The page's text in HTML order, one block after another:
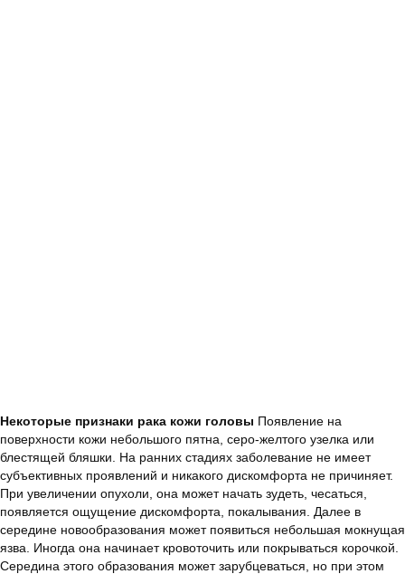
Некоторые признаки рака кожи головы Появление на
поверхности кожи небольшого пятна, серо-желтого узелка или
блестящей бляшки. На ранних стадиях заболевание не имеет
субъективных проявлений и никакого дискомфорта не причиняет.
При увеличении опухоли, она может начать зудеть, чесаться,
появляется ощущение дискомфорта, покалывания. Далее в
середине новообразования может появиться небольшая мокнущая
язва. Иногда она начинает кровоточить или покрываться корочкой.
Середина этого образования может зарубцеваться, но при этом